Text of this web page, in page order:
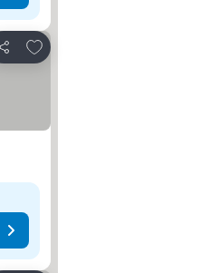
공유
즐겨찾기에 추가